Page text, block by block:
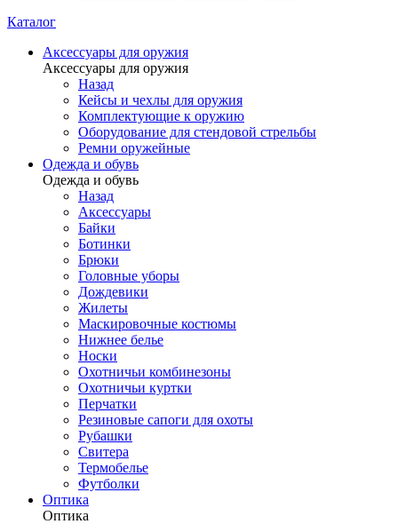
Каталог
Аксессуары для оружия
Аксессуары для оружия
Назад
Кейсы и чехлы для оружия
Комплектующие к оружию
Оборудование для стендовой стрельбы
Ремни оружейные
Одежда и обувь
Одежда и обувь
Назад
Аксессуары
Байки
Ботинки
Брюки
Головные уборы
Дождевики
Жилеты
Маскировочные костюмы
Нижнее белье
Носки
Охотничьи комбинезоны
Охотничьи куртки
Перчатки
Резиновые сапоги для охоты
Рубашки
Свитера
Термобелье
Футболки
Оптика
Оптика